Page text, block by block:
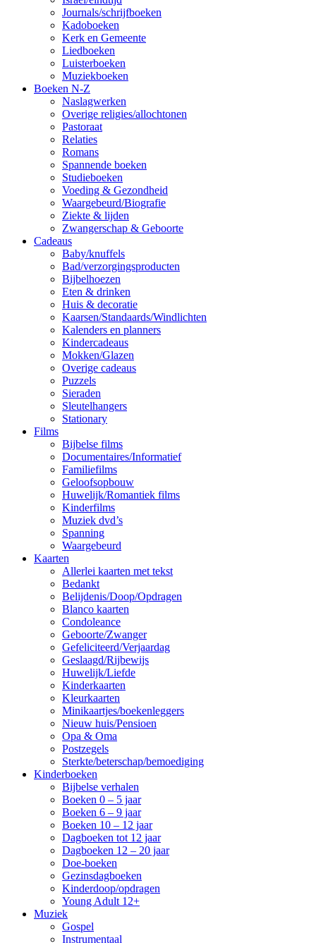
Journals/schrijfboeken
Kadoboeken
Kerk en Gemeente
Liedboeken
Luisterboeken
Muziekboeken
Boeken N-Z
Naslagwerken
Overige religies/allochtonen
Pastoraat
Relaties
Romans
Spannende boeken
Studieboeken
Voeding & Gezondheid
Waargebeurd/Biografie
Ziekte & lijden
Zwangerschap & Geboorte
Cadeaus
Baby/knuffels
Bad/verzorgingsproducten
Bijbelhoezen
Eten & drinken
Huis & decoratie
Kaarsen/Standaards/Windlichten
Kalenders en planners
Kindercadeaus
Mokken/Glazen
Overige cadeaus
Puzzels
Sieraden
Sleutelhangers
Stationary
Films
Bijbelse films
Documentaires/Informatief
Familiefilms
Geloofsopbouw
Huwelijk/Romantiek films
Kinderfilms
Muziek dvd’s
Spanning
Waargebeurd
Kaarten
Allerlei kaarten met tekst
Bedankt
Belijdenis/Doop/Opdragen
Blanco kaarten
Condoleance
Geboorte/Zwanger
Gefeliciteerd/Verjaardag
Geslaagd/Rijbewijs
Huwelijk/Liefde
Kinderkaarten
Kleurkaarten
Minikaartjes/boekenleggers
Nieuw huis/Pensioen
Opa & Oma
Postzegels
Sterkte/beterschap/bemoediging
Kinderboeken
Bijbelse verhalen
Boeken 0 – 5 jaar
Boeken 6 – 9 jaar
Boeken 10 – 12 jaar
Dagboeken tot 12 jaar
Dagboeken 12 – 20 jaar
Doe-boeken
Gezinsdagboeken
Kinderdoop/opdragen
Young Adult 12+
Muziek
Gospel
Instrumentaal